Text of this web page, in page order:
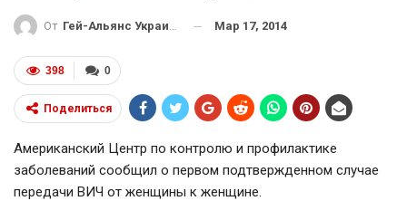
От Гей-Альянс Украина Мар 17, 2014
0
398
Поделиться
Американский Центр по контролю и профилактике
заболеваний сообщил о первом подтвержденном случае
передачи ВИЧ от женщины к женщине.